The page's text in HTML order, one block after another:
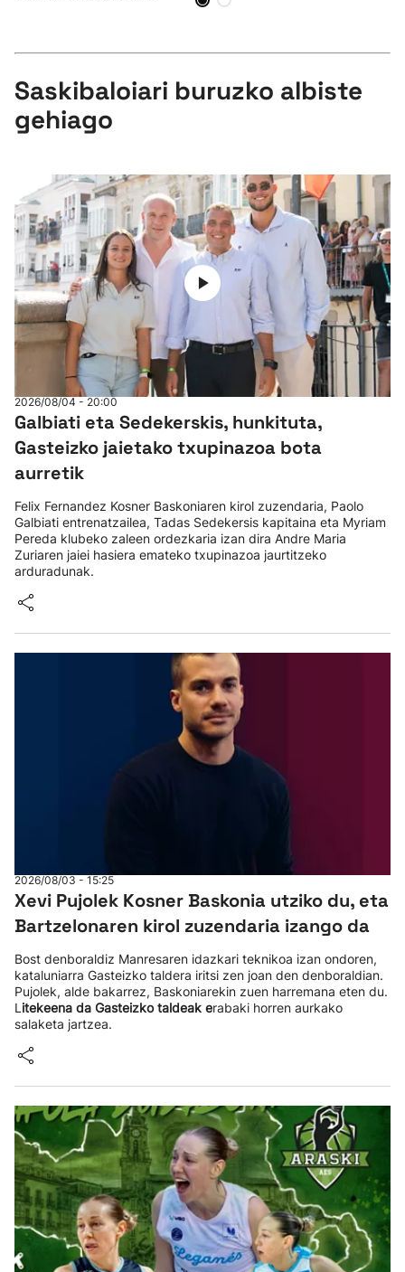
Saskibaloiari buruzko albiste
gehiago
2026/08/04 - 20:00
Galbiati eta Sedekerskis, hunkituta,
Gasteizko jaietako txupinazoa bota
aurretik
Felix Fernandez Kosner Baskoniaren kirol zuzendaria, Paolo
Galbiati entrenatzailea, Tadas Sedekersis kapitaina eta Myriam
Pereda klubeko zaleen ordezkaria izan dira Andre Maria
Zuriaren jaiei hasiera emateko txupinazoa jaurtitzeko
arduradunak.
2026/08/03 - 15:25
Xevi Pujolek Kosner Baskonia utziko du, eta
Bartzelonaren kirol zuzendaria izango da
Bost denboraldiz Manresaren idazkari teknikoa izan ondoren,
kataluniarra Gasteizko taldera iritsi zen joan den denboraldian.
Pujolek, alde bakarrez, Baskoniarekin zuen harremana eten du.
L itekeena da Gasteizko taldeak erabaki horren aurkako
salaketa jartzea.